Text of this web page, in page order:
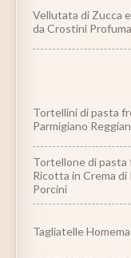
Vellutata di Zucca
da Crostini
Tortellini di pasta
Parmigiano
Tortellone di pasta
Ricotta in Crema di
Porcini
Tagliatelle